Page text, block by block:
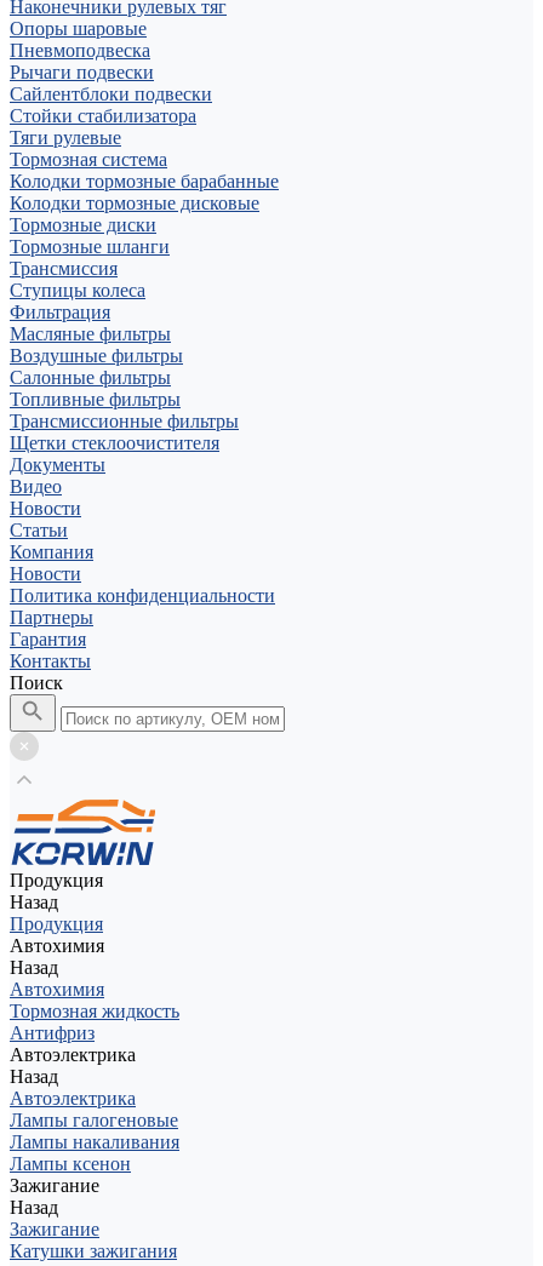
Наконечники рулевых тяг
Опоры шаровые
Пневмоподвеска
Рычаги подвески
Сайлентблоки подвески
Стойки стабилизатора
Тяги рулевые
Тормозная система
Колодки тормозные барабанные
Колодки тормозные дисковые
Тормозные диски
Тормозные шланги
Трансмиссия
Ступицы колеса
Фильтрация
Масляные фильтры
Воздушные фильтры
Салонные фильтры
Топливные фильтры
Трансмиссионные фильтры
Щетки стеклоочистителя
Документы
Видео
Новости
Статьи
Компания
Новости
Политика конфиденциальности
Партнеры
Гарантия
Контакты
Поиск
Продукция
Назад
Продукция
Автохимия
Назад
Автохимия
Тормозная жидкость
Антифриз
Автоэлектрика
Назад
Автоэлектрика
Лампы галогеновые
Лампы накаливания
Лампы ксенон
Зажигание
Назад
Зажигание
Катушки зажигания